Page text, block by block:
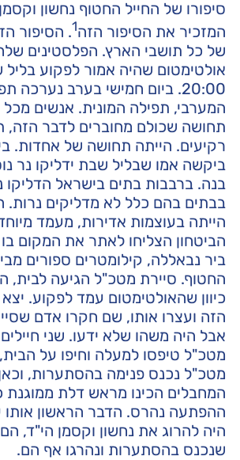
סיפורו של החייל החטוף נחשון
המזכיר את הסיפור הזה1. הסיפור
של כל תושבי הארץ. הפלסטינים
אולטימטום שהיה אמור לפקוע
20:00. ביום חמישי בערב נערכה
המערבי, תפילה המונית. אנשים מכל
תחושה שכולם מחוברים לדבר הזה,
רקיעים. הייתה תחושה של אחדות.
ביקשה אמו שבליל שבת ידליקו נר
בנה. ברבבות בתים בישראל הדליקו
בבתים בהם כלל לא מדליקים נרות.
הייתה בעוצמות אדירות, מעמד
הביטחון הצליחו לאתר את המקום
ביר נבאללה, קילומטרים ספורים
החטוף. סיירת מטכ"ל הגיעה לבית,
כיוון שהאולטימטום עמד לפקוע.
הזה ועצרו אותו, שם חקרו אדם
אבל היה משהו שלא ידעו. שני
מטכ"ל טיפסו למעלה וחיפו על
מטכ"ל נכנס פנימה בהסתערות,
המחבלים הכינו מראש דלת
ההפתעה נהרס. הדבר הראשון אותו
היה להרוג את נחשון וקסמן הי"ד, הם
שנכנס בהסתערות ונהרגו אף הם.